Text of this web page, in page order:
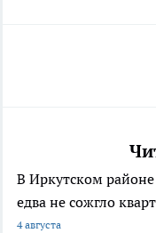
В Иркутском
едва не сожгло
4 августа